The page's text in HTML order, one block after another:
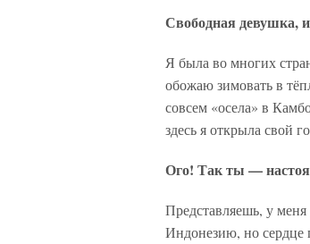
Свободная девушка,
Я была во многих
обожаю зимовать в
совсем «осела» в
здесь я открыла свой
Ого! Так ты —
Представляешь, у
Индонезию, но сердце